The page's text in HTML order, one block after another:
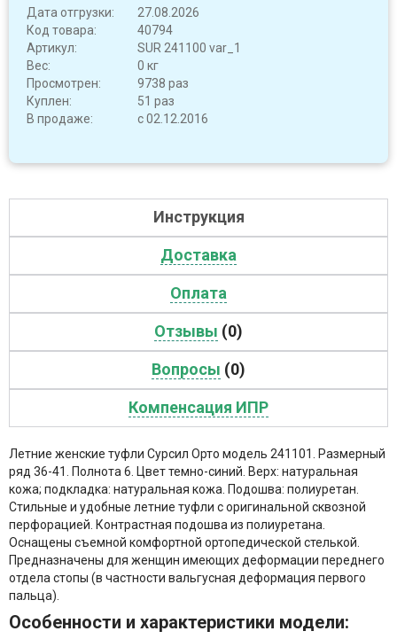
Дата отгрузки:
27.08.2026
Код товара:
40794
Артикул:
SUR 241100 var_1
Вес:
0 кг
Просмотрен:
9738 раз
Куплен:
51 раз
В продаже:
с 02.12.2016
Инструкция
Доставка
Оплата
Отзывы (0)
Вопросы (0)
Компенсация ИПР
Летние женские туфли Сурсил Орто модель 241101. Размерный
ряд 36-41. Полнота 6. Цвет темно-синий. Верх: натуральная
кожа; подкладка: натуральная кожа. Подошва: полиуретан.
Стильные и удобные летние туфли с оригинальной сквозной
перфорацией. Контрастная подошва из полиуретана.
Оснащены съемной комфортной ортопедической стелькой.
Предназначены для женщин имеющих деформации переднего
отдела стопы (в частности вальгусная деформация первого
пальца).
Особенности и характеристики модели: